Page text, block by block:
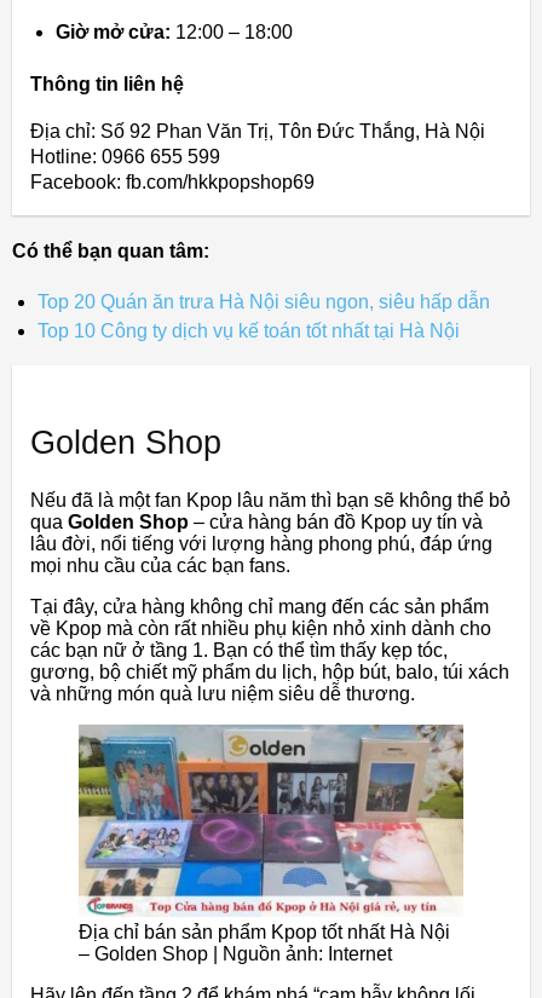
Giờ mở cửa: 12:00 – 18:00
Thông tin liên hệ
Địa chỉ: Số 92 Phan Văn Trị, Tôn Đức Thắng, Hà Nội
Hotline: 0966 655 599
Facebook: fb.com/hkkpopshop69
Có thể bạn quan tâm:
Top 20 Quán ăn trưa Hà Nội siêu ngon, siêu hấp dẫn
Top 10 Công ty dịch vụ kế toán tốt nhất tại Hà Nội
Golden Shop
Nếu đã là một fan Kpop lâu năm thì bạn sẽ không thể bỏ
qua Golden Shop – cửa hàng bán đồ Kpop uy tín và
lâu đời, nổi tiếng với lượng hàng phong phú, đáp ứng
mọi nhu cầu của các bạn fans.
Tại đây, cửa hàng không chỉ mang đến các sản phẩm
về Kpop mà còn rất nhiều phụ kiện nhỏ xinh dành cho
các bạn nữ ở tầng 1. Bạn có thể tìm thấy kẹp tóc,
gương, bộ chiết mỹ phẩm du lịch, hộp bút, balo, túi xách
và những món quà lưu niệm siêu dễ thương.
Địa chỉ bán sản phẩm Kpop tốt nhất Hà Nội
– Golden Shop | Nguồn ảnh: Internet